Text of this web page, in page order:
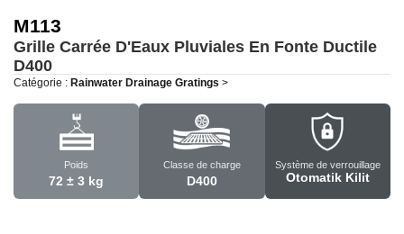
M113
Grille Carrée D'Eaux Pluviales En Fonte Ductile
D400
Catégorie : Rainwater Drainage Gratings >
Poids
72 ± 3 kg
Classe de charge
D400
Système de verrouillage
Otomatik Kilit